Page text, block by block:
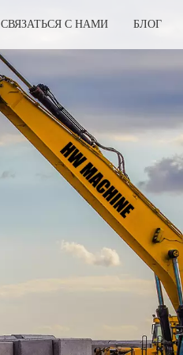
СВЯЗАТЬСЯ С НАМИ БЛОГ